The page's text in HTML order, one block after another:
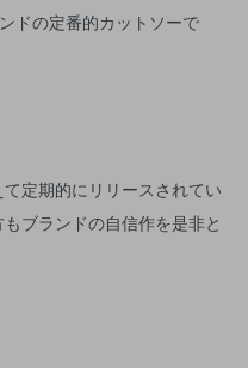
ドの定番的カットソーで
定期的にリリースされてい
ブランドの自信作を是非と